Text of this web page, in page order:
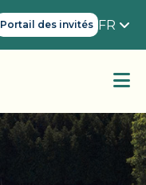
Portail des invités FR